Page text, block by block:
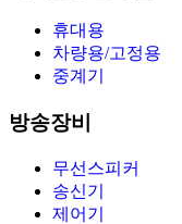
휴대용
차량용/고정용
중계기
방송장비
무선스피커
송신기
제어기